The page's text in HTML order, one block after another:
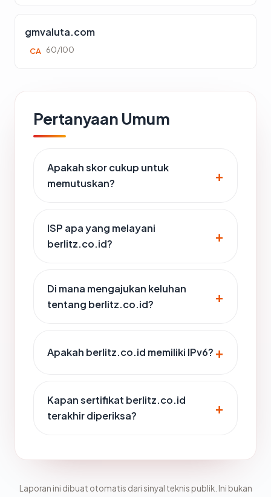
gmvaluta.com
CA 60/100
Pertanyaan Umum
Apakah skor cukup untuk
memutuskan?
ISP apa yang melayani
berlitz.co.id?
Di mana mengajukan keluhan
tentang berlitz.co.id?
Apakah berlitz.co.id memiliki IPv6?
Kapan sertifikat berlitz.co.id
terakhir diperiksa?
Laporan ini dibuat otomatis dari sinyal teknis publik. Ini bukan